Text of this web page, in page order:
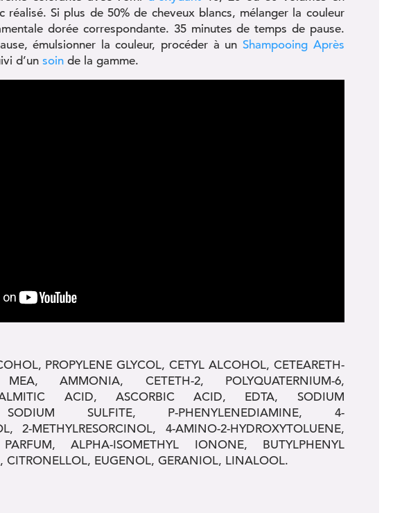
réalisé. Si plus de 50% de cheveux blancs, mélanger la couleur
dorée correspondante. 35 minutes de temps de pause.
émulsionner la couleur, procéder à unShampooing Après
d’un soin de la gamme.
PROPYLENE GLYCOL, CETYL ALCOHOL, CETEARETH-
AMMONIA, CETETH-2, POLYQUATERNIUM-6,
ACID, ASCORBIC ACID, EDTA, SODIUM
SODIUM SULFITE, P-PHENYLENEDIAMINE, 4-
2-METHYLRESORCINOL, 4-AMINO-2-HYDROXYTOLUENE,
ALPHA-ISOMETHYL IONONE, BUTYLPHENYL
CITRONELLOL, EUGENOL, GERANIOL, LINALOOL.